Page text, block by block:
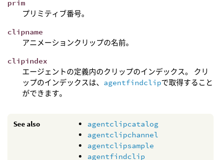
prim
プリミティブ番号。
clipname
アニメーションクリップの名前。
clipindex
エージェントの定義内のクリップのインデックス。 クリ
ップのインデックスは、 agentfindclipで取得すること
ができます。
See also
agentclipcatalog
agentclipchannel
agentclipsample
agentfindclip